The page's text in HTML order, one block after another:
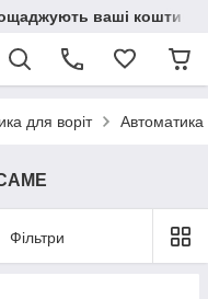
ваші кошти
для воріт Автоматика
Фільтри